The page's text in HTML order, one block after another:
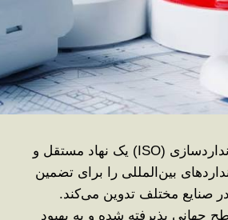
(ISO)
یک نهاد مستقل و
بین‌المللی را برای تضمین
صنایع مختلف تدوین می‌کند.
جهانی پذیرفته شده و به بهبود